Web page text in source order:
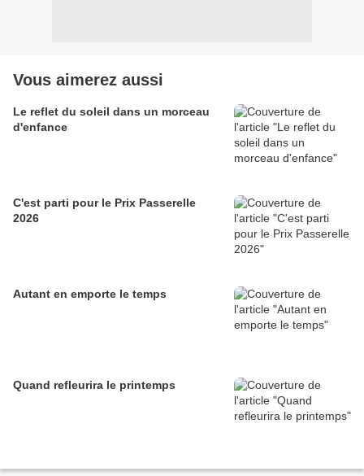
Vous aimerez aussi
Le reflet du soleil dans un morceau
d'enfance
C'est parti pour le Prix Passerelle
2026
Autant en emporte le temps
Quand refleurira le printemps